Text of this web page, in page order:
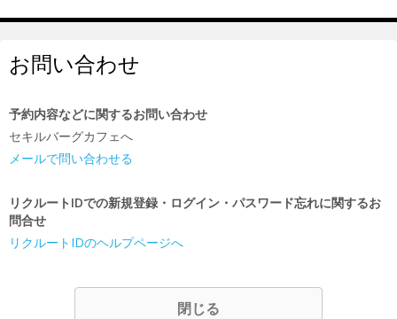
お問い合わせ
予約内容などに関するお問い合わせ
セキルバーグカフェへ
メールで問い合わせる
リクルートIDでの新規登録・ログイン・パスワード忘れに関するお
問合せ
リクルートIDのヘルプページへ
閉じる